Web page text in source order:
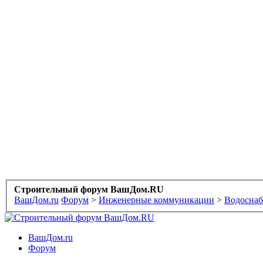
Строительный форум ВашДом.RU
ВашДом.ru Форум > Инженерные коммуникации >
ВашДом.ru
Форум